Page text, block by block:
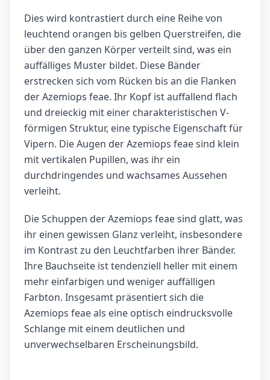
Dies wird kontrastiert durch eine Reihe von
leuchtend orangen bis gelben Querstreifen, die
über den ganzen Körper verteilt sind, was ein
auffälliges Muster bildet. Diese Bänder
erstrecken sich vom Rücken bis an die Flanken
der Azemiops feae. Ihr Kopf ist auffallend flach
und dreieckig mit einer charakteristischen V-
förmigen Struktur, eine typische Eigenschaft für
Vipern. Die Augen der Azemiops feae sind klein
mit vertikalen Pupillen, was ihr ein
durchdringendes und wachsames Aussehen
verleiht.
Die Schuppen der Azemiops feae sind glatt, was
ihr einen gewissen Glanz verleiht, insbesondere
im Kontrast zu den Leuchtfarben ihrer Bänder.
Ihre Bauchseite ist tendenziell heller mit einem
mehr einfarbigen und weniger auffälligen
Farbton. Insgesamt präsentiert sich die
Azemiops feae als eine optisch eindrucksvolle
Schlange mit einem deutlichen und
unverwechselbaren Erscheinungsbild.